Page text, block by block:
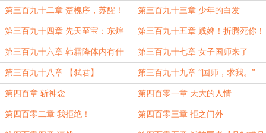
第三百九十二章 楚槐序，苏醒！ 第三百九十三章 少年的白发
第三百九十四章 先天至宝：东煌
戒！
第三百九十五章 贱婢！折腾死你！
第三百九十六章 韩霜降体内有什
么？
第三百九十七章 女子国师来了
第三百九十八章 【弑君】 第三百九十九章 “国师，求我。”
第四百章 斩神念 第四百零一章 天大的人情
第四百零二章 我拒绝！ 第四百零三章 拒之门外